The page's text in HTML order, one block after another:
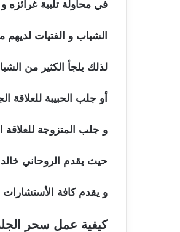
في محاولة تلبية غرائزه
الشباب و الفتيات
لذلك يلجأ الكثير من
أو جلب الحبيبة
و جلب المتزوجة
حيث يقدم الروحاني
و يقدم كافة
كيفية عمل سحر